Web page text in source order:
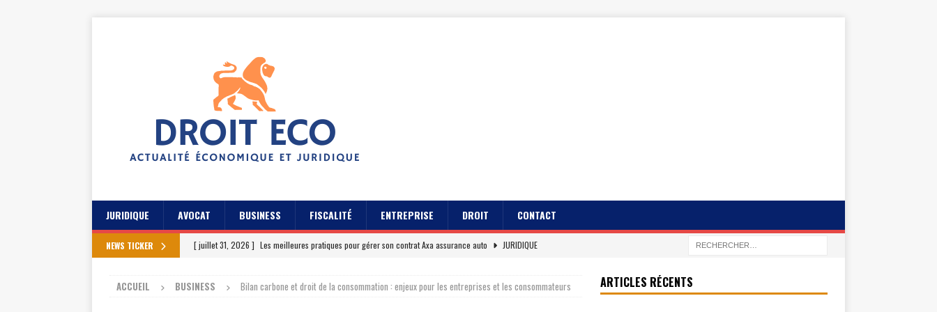
JURIDIQUE AVOCAT BUSINESS FISCALITÉ ENTREPRISE DROIT CONTACT
NEWS TICKER [ juillet 31, 2026 ] Les meilleures pratiques pour gérer son contrat Axa assurance auto
JURIDIQUE
[ juillet 23, 2026 ] Les témoignages clients sur Axa assurance auto en 2026
EREPUTATION
ACCUEIL BUSINESS Bilan carbone et droit de la consommation : enjeux pour les entreprises et les consommateurs ARTICLES RÉCENTS